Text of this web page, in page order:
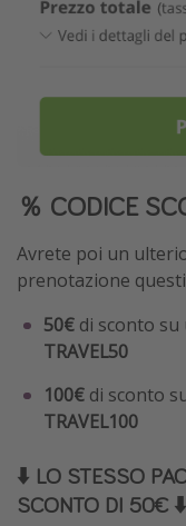
％ CODICE
Avrete poi un
prenotazione
50€ di sconto su
TRAVEL50
100€ di sconto
TRAVEL100
⬇️ LO STESSO
SCONTO DI 50€ ⬇️